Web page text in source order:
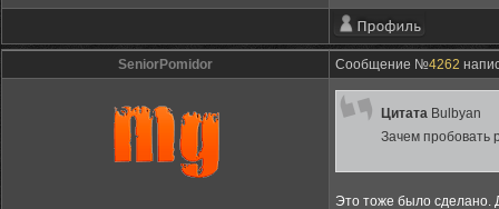
SeniorPomidor Сообщение №4262
Цитата Bulbyan
Зачем пробовать
Это тоже было сделано.